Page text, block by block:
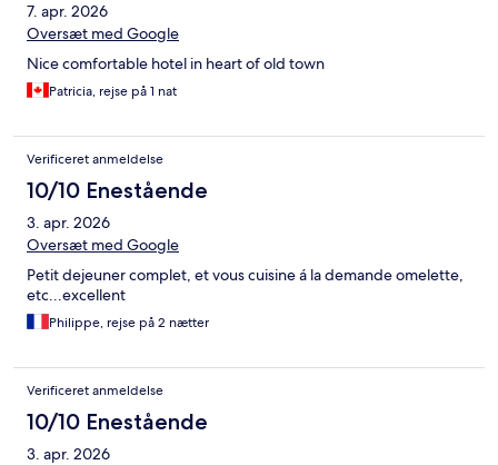
7. apr. 2026
Oversæt med Google
Nice comfortable hotel in heart of old town
Patricia, rejse på 1 nat
Verificeret anmeldelse
10/10 Enestående
3. apr. 2026
Oversæt med Google
Petit dejeuner complet, et vous cuisine á la demande omelette,
etc...excellent
Philippe, rejse på 2 nætter
Verificeret anmeldelse
10/10 Enestående
3. apr. 2026